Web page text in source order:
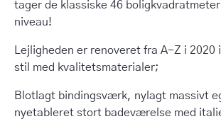
tager de klassiske 46
niveau!
Lejligheden er renoveret fra A-Z i 2020
stil med kvalitetsmaterialer;
Blotlagt bindingsværk, nylagt massivt
nyetableret stort badeværelse med